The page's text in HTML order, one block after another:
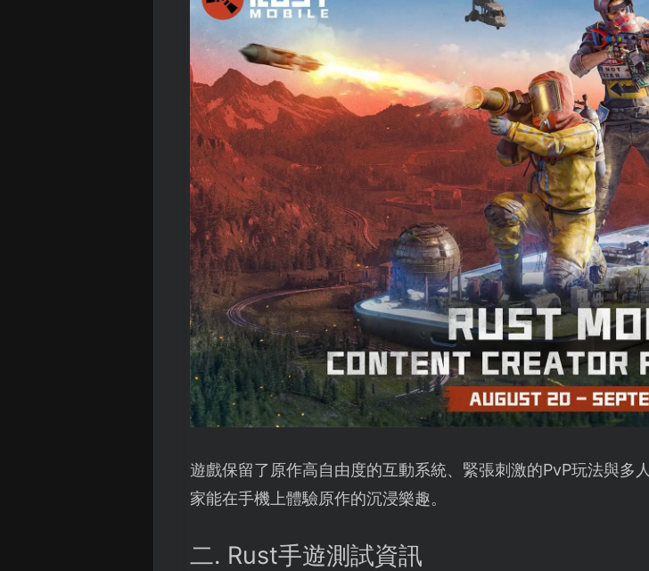
遊戲保留了原作高自由度的互動系統、緊張刺激的PvP玩法與多
家能在手機上體驗原作的沉浸樂趣。
二. Rust手遊測試資訊